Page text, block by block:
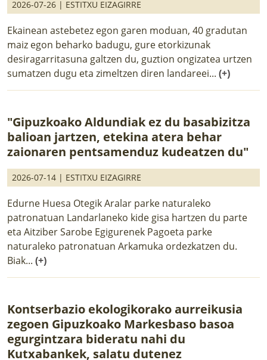
2026-07-26 | ESTITXU EIZAGIRRE
Ekainean astebetez egon garen moduan, 40 gradutan
maiz egon beharko badugu, gure etorkizunak
desiragarritasuna galtzen du, guztion ongizatea urtzen
sumatzen dugu eta zimeltzen diren landareei... (+)
"Gipuzkoako Aldundiak ez du basabizitza
balioan jartzen, etekina atera behar
zaionaren pentsamenduz kudeatzen du"
2026-07-14 | ESTITXU EIZAGIRRE
Edurne Huesa Otegik Aralar parke naturaleko
patronatuan Landarlaneko kide gisa hartzen du parte
eta Aitziber Sarobe Egigurenek Pagoeta parke
naturaleko patronatuan Arkamuka ordezkatzen du.
Biak... (+)
Kontserbazio ekologikorako aurreikusia
zegoen Gipuzkoako Markesbaso basoa
egurgintzara bideratu nahi du
Kutxabankek, salatu dutenez